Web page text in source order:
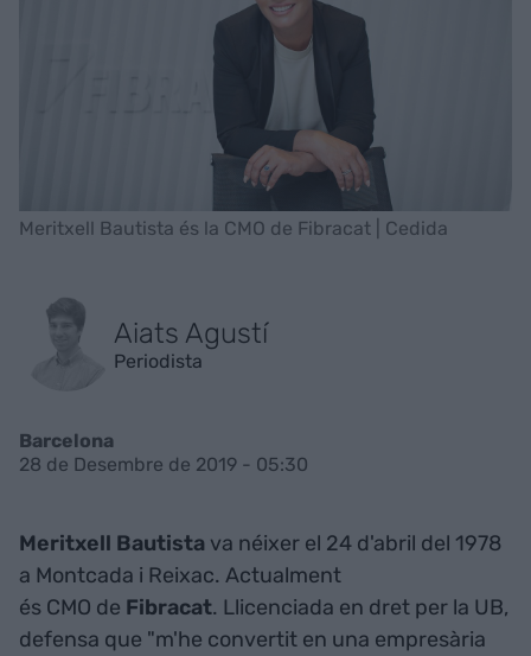
Meritxell Bautista és la CMO de Fibracat | Cedida
Aiats Agustí
Periodista
Barcelona
28 de Desembre de 2019 - 05:30
Meritxell Bautista va néixer el 24 d'abril del 1978
a Montcada i Reixac. Actualment
és CMO de Fibracat. Llicenciada en dret per la UB,
defensa que "m'he convertit en una empresària